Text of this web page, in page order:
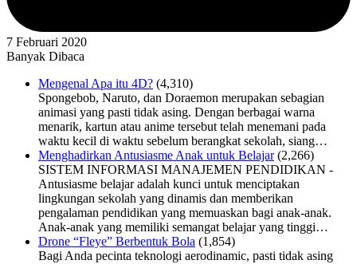
7 Februari 2020
Banyak Dibaca
Mengenal Apa itu 4D? (4,310)
Spongebob, Naruto, dan Doraemon merupakan sebagian
animasi yang pasti tidak asing. Dengan berbagai warna
menarik, kartun atau anime tersebut telah menemani pada
waktu kecil di waktu sebelum berangkat sekolah, siang…
Menghadirkan Antusiasme Anak untuk Belajar (2,266)
SISTEM INFORMASI MANAJEMEN PENDIDIKAN -
Antusiasme belajar adalah kunci untuk menciptakan
lingkungan sekolah yang dinamis dan memberikan
pengalaman pendidikan yang memuaskan bagi anak-anak.
Anak-anak yang memiliki semangat belajar yang tinggi…
Drone “Fleye” Berbentuk Bola (1,854)
Bagi Anda pecinta teknologi aerodinamic, pasti tidak asing